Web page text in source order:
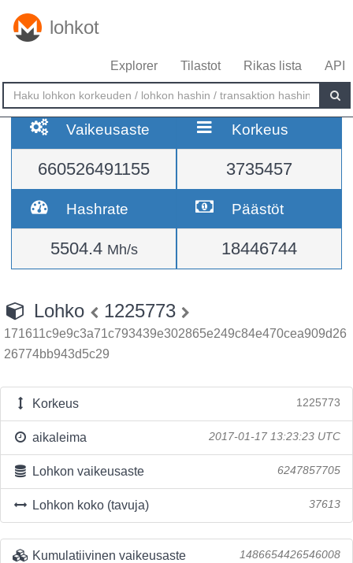
lohkot
Explorer Tilastot Rikas lista API
Vaikeusaste
660526491155
Korkeus
3735457
Hashrate
5504.4 Mh/s
Päästöt
18446744
Lohko 1225773
171611c9e9c3a71c793439e302865e249c84e470cea909d26
26774bb943d5c29
Korkeus 1225773
aikaleima 2017-01-17 13:23:23 UTC
Lohkon vaikeusaste 6247857705
Lohkon koko (tavuja) 37613
Kumulatiivinen vaikeusaste 1486654426546008